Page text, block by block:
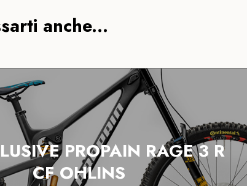
anche...
PROPAIN RAGE 3 R
CF OHLINS